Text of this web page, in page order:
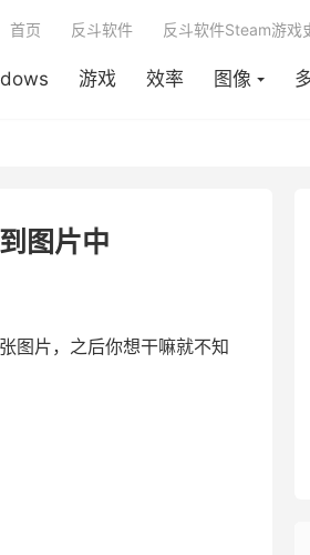
游戏 效率 图像
首页 反斗软件 反斗软件Steam游戏
图片中
图片，之后你想干嘛就不知